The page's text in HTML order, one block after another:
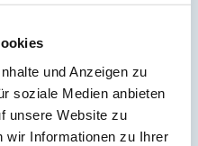
und Anzeigen zu
soziale Medien anbieten
unsere Website zu
wir Informationen zu Ihrer
und Trockner im Haus
gegen Gebühr